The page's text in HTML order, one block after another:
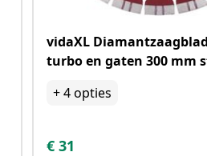
vidaXL
turbo en gaten 300 mm
+4opties
€ 31